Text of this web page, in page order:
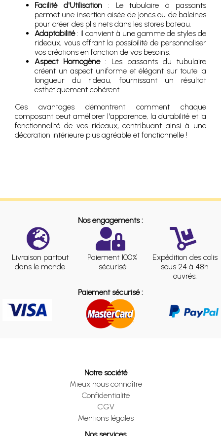
Facilité d'Utilisation: Le tubulaire à passants
permet une insertion aisée de joncs ou de baleines
pour créer des plis nets dans les stores bateau.
Adaptabilité: Il convient à une gamme de styles de
rideaux, vous offrant la possibilité de personnaliser
vos créations en fonction de vos besoins.
Aspect Homogène: Les passants du tubulaire
créent un aspect uniforme et élégant sur toute la
longueur du rideau, fournissant un résultat
esthétiquement cohérent.
Ces avantages démontrent comment chaque
composant peut améliorer l'apparence, la durabilité et la
fonctionnalité de vos rideaux, contribuant ainsi à une
décoration intérieure plus agréable et fonctionnelle !
Nos engagements :
Livraison partout
dans le monde
Paiement 100%
sécurisé
Expédition des colis
sous 24 à 48h
ouvrés.
Paiement sécurisé :
Notre société
Mieux nous connaître
Confidentialité
CGV
Mentions légales